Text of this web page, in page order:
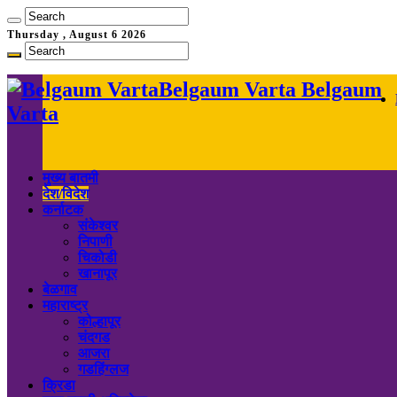
Thursday , August 6 2026
Belgaum Varta Belgaum
Varta
मुख्य बातमी
देश/विदेश
कर्नाटक
संकेश्वर
निपाणी
चिकोडी
खानापूर
बेळगाव
महाराष्ट्र
कोल्हापूर
चंदगड
आजरा
गडहिंग्लज
क्रिडा